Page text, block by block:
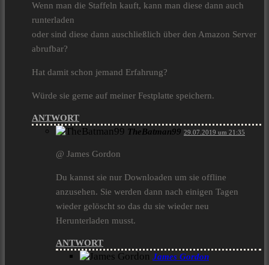
Wenn man die Staffeln kauft, kann man diese dann auch
runterladen
oder sind diese dann auschließlich über den Amazon Server
abrufbar?
Hat damit schon jemand Erfahrung?
Würde sie gerne auf meiner Festplatte speichern.
ANTWORT
TheBatman99 29.07.2019 um 21:35
@ James Gordon
Du kannst sie nur Downloaden um sie offline
anzusehen. Sie werden dann nach einigen Tagen
wieder gelöscht so das du sie wieder neu
Herunterladen musst.
ANTWORT
James Gordon